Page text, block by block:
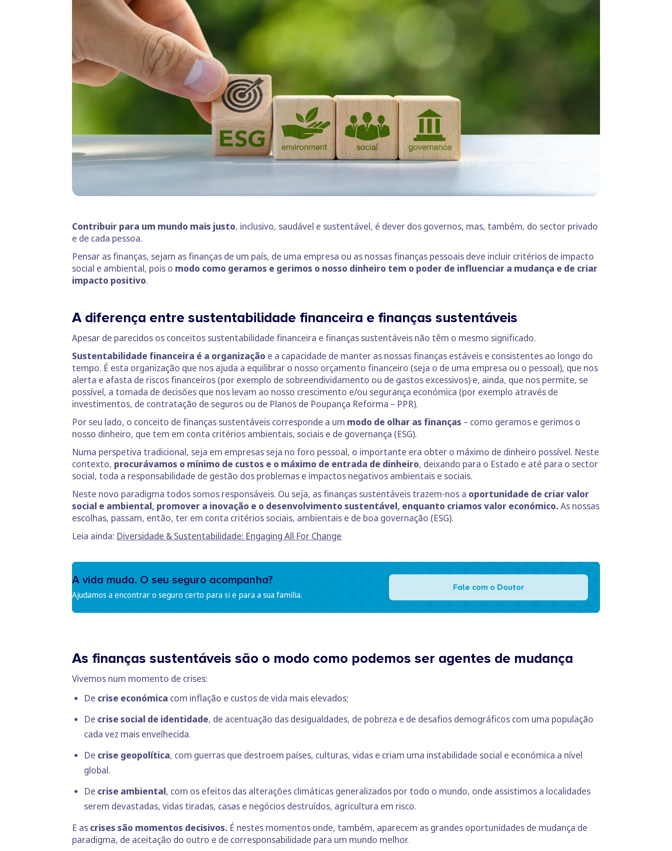
Contribuir para um mundo mais justo, inclusivo, saudável e sustentável, é dever dos governos, mas, também, do sector privado
e de cada pessoa.
Pensar as finanças, sejam as finanças de um país, de uma empresa ou as nossas finanças pessoais deve incluir critérios de impacto
social e ambiental, pois o modo como geramos e gerimos o nosso dinheiro tem o poder de influenciar a mudança e de criar
impacto positivo.
A diferença entre sustentabilidade financeira e finanças sustentáveis
Apesar de parecidos os conceitos sustentabilidade financeira e finanças sustentáveis não têm o mesmo significado.
Sustentabilidade financeira é a organização e a capacidade de manter as nossas finanças estáveis e consistentes ao longo do
tempo. É esta organização que nos ajuda a equilibrar o nosso orçamento financeiro (seja o de uma empresa ou o pessoal), que nos
alerta e afasta de riscos financeiros (por exemplo de sobreendividamento ou de gastos excessivos) e, ainda, que nos permite, se
possível, a tomada de decisões que nos levam ao nosso crescimento e/ou segurança económica (por exemplo através de
investimentos, de contratação de seguros ou de Planos de Poupança Reforma – PPR).
Por seu lado, o conceito de finanças sustentáveis corresponde a um modo de olhar as finanças – como geramos e gerimos o
nosso dinheiro, que tem em conta critérios ambientais, sociais e de governança (ESG).
Numa perspetiva tradicional, seja em empresas seja no foro pessoal, o importante era obter o máximo de dinheiro possível. Neste
contexto, procurávamos o mínimo de custos e o máximo de entrada de dinheiro, deixando para o Estado e até para o sector
social, toda a responsabilidade de gestão dos problemas e impactos negativos ambientais e sociais.
Neste novo paradigma todos somos responsáveis. Ou seja, as finanças sustentáveis trazem-nos a oportunidade de criar valor
social e ambiental, promover a inovação e o desenvolvimento sustentável, enquanto criamos valor económico. As nossas
escolhas, passam, então, ter em conta critérios sociais, ambientais e de boa governação (ESG).
Leia ainda: Diversidade & Sustentabilidade: Engaging All For Change
A vida muda. O seu seguro acompanha?
Ajudamos a encontrar o seguro certo para si e para a sua família.
Fale com o Doutor
As finanças sustentáveis são o modo como podemos ser agentes de mudança
Vivemos num momento de crises:
De crise económica com inflação e custos de vida mais elevados;
De crise social de identidade, de acentuação das desigualdades, de pobreza e de desafios demográficos com uma população
cada vez mais envelhecida.
De crise geopolítica, com guerras que destroem países, culturas, vidas e criam uma instabilidade social e económica a nível
global.
De crise ambiental, com os efeitos das alterações climáticas generalizados por todo o mundo, onde assistimos a localidades
serem devastadas, vidas tiradas, casas e negócios destruídos, agricultura em risco.
E as crises são momentos decisivos. É nestes momentos onde, também, aparecem as grandes oportunidades de mudança de
paradigma, de aceitação do outro e de corresponsabilidade para um mundo melhor.